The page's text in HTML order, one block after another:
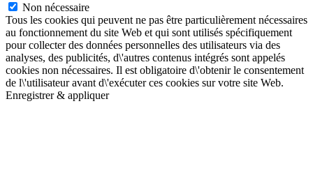
Non nécessaire
Tous les cookies qui peuvent ne pas être particulièrement nécessaires
au fonctionnement du site Web et qui sont utilisés spécifiquement
pour collecter des données personnelles des utilisateurs via des
analyses, des publicités, d\'autres contenus intégrés sont appelés
cookies non nécessaires. Il est obligatoire d\'obtenir le consentement
de l\'utilisateur avant d\'exécuter ces cookies sur votre site Web.
Enregistrer & appliquer